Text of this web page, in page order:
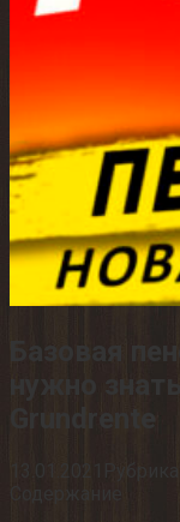
Базовая
нужно
Grundrente
Рубрика:
Содержание